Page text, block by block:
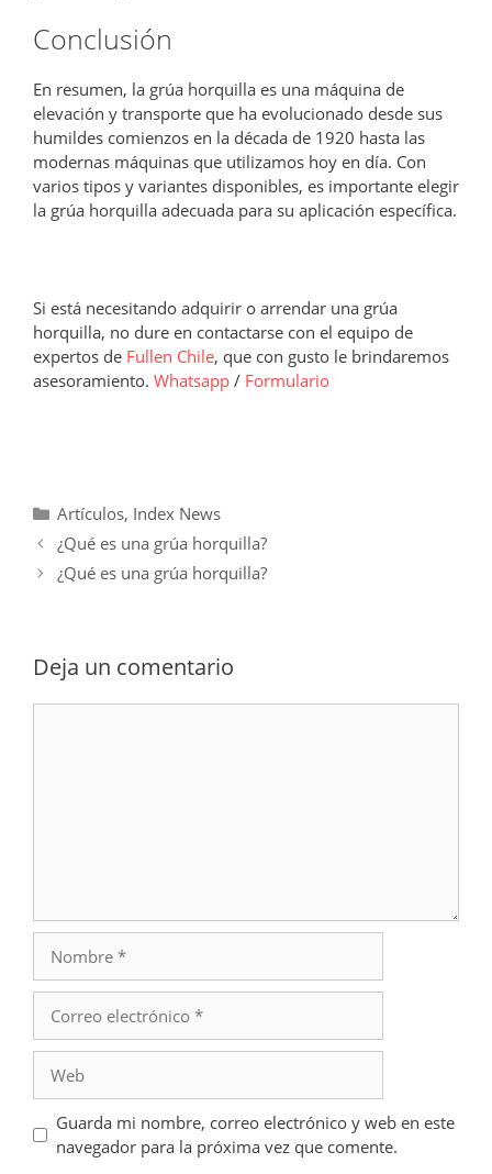
Conclusión
En resumen, la grúa horquilla es una máquina de
elevación y transporte que ha evolucionado desde sus
humildes comienzos en la década de 1920 hasta las
modernas máquinas que utilizamos hoy en día. Con
varios tipos y variantes disponibles, es importante elegir
la grúa horquilla adecuada para su aplicación específica.
Si está necesitando adquirir o arrendar una grúa
horquilla, no dure en contactarse con el equipo de
expertos de Fullen Chile, que con gusto le brindaremos
asesoramiento. Whatsapp / Formulario
Categorías
Artículos, Index News
¿Qué es una grúa horquilla?
¿Qué es una grúa horquilla?
Deja un comentario
electrónico
Guarda mi nombre, correo electrónico y web en este
navegador para la próxima vez que comente.